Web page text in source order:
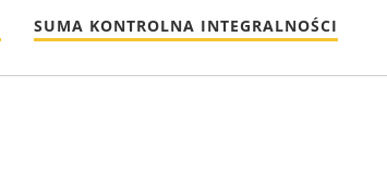
SUMA KONTROLNA INTEGRALNOŚCI